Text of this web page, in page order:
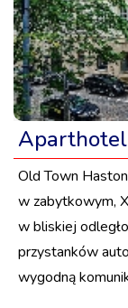
Old Town
w zabytkowym,
w bliskiej
przystanków
wygodną